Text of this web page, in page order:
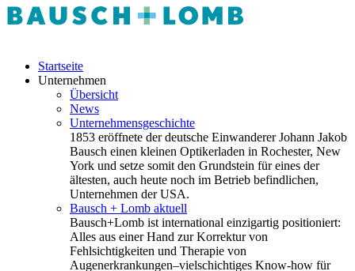
Startseite
Unternehmen
Übersicht
News
Unternehmensgeschichte
1853 eröffnete der deutsche Einwanderer Johann Jakob
Bausch einen kleinen Optikerladen in Rochester, New
York und setze somit den Grundstein für eines der
ältesten, auch heute noch im Betrieb befindlichen,
Unternehmen der USA.
Bausch + Lomb aktuell
Bausch+Lomb ist international einzigartig positioniert:
Alles aus einer Hand zur Korrektur von
Fehlsichtigkeiten und Therapie von
Augenerkrankungen–vielschichtiges Know-how für